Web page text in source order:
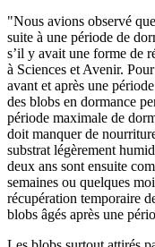
"Nous avions observé
suite à une période de
s’il y avait une forme de
à Sciences et Avenir.
avant et après une
des blobs en dormance
période maximale de
doit manquer de
substrat légèrement
deux ans sont ensuite
semaines ou quelques
récupération temporaire
blobs âgés après une